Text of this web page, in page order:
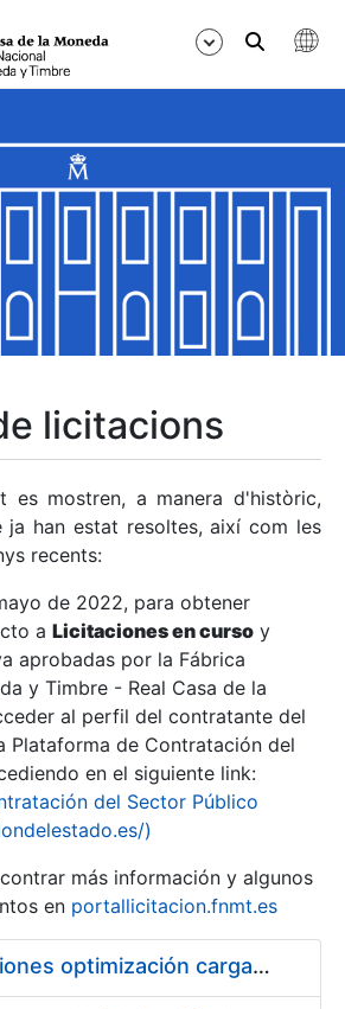
licitacions
es mostren, a manera d'històric,
ja han estat resoltes, així com les
recents:
de 2022, para obtener
a Licitaciones en curso y
aprobadas por la Fábrica
y Timbre - Real Casa de la
al perfil del contratante del
Plataforma de Contratación del
en el siguiente link:
del Sector Público
)
más información y algunos
en portallicitacion.fnmt.es
Pliego condiciones optimización cargas compras firmado